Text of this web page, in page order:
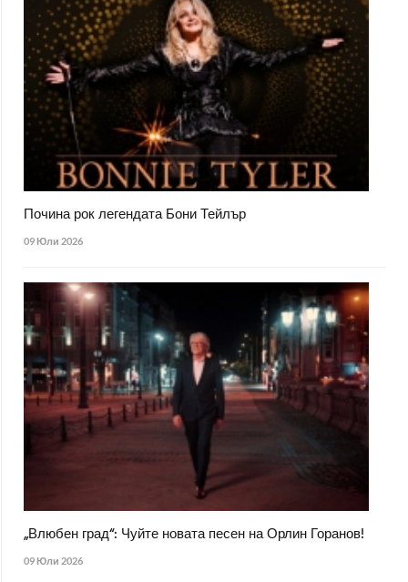
Почина рок легендата Бони Тейлър
09 Юли 2026
„Влюбен град“: Чуйте новата песен на Орлин Горанов!
09 Юли 2026